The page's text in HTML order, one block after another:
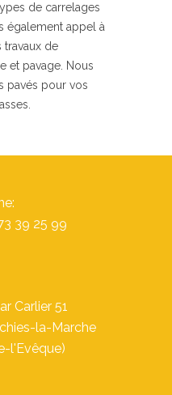
de carrelages
également appel à
travaux de
et pavage. Nous
pavés pour vos
39 25 99
Carlier 51
la-Marche
l'Evêque)